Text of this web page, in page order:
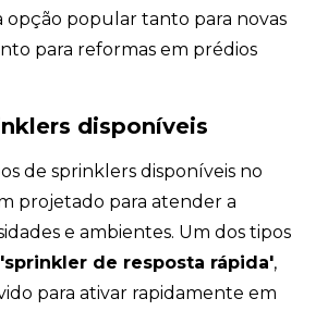
opção popular tanto para novas
para reformas em prédios
disponíveis
de sprinklers disponíveis no
projetado para atender a
e ambientes. Um dos tipos
'sprinkler de resposta rápida',
para ativar rapidamente em